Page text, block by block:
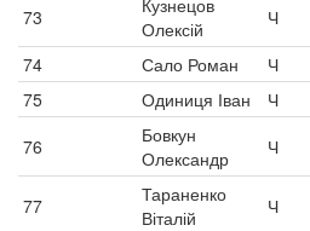
73
Кузнецов
Олексій
Ч
74
Сало Роман Ч
75
Одиниця Іван Ч
76
Бовкун
Олександр
Ч
77
Тараненко
Віталій
Ч